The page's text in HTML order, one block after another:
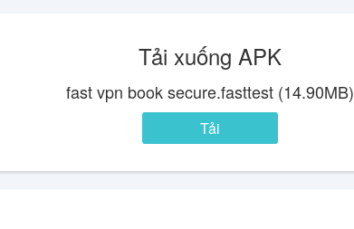
Tải xuống APK
fast vpn book secure.fasttest (14.90MB)
Tải